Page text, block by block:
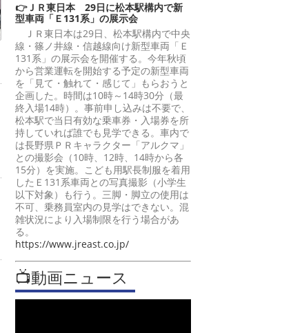
👉ＪＲ東日本 29日に松本駅構内で新
型車両「Ｅ131系」の展示会
ＪＲ東日本は29日、松本駅構内で中央
線・篠ノ井線・信越線向け新型車両「Ｅ
131系」の展示会を開催する。今年秋頃
から営業運転を開始する予定の新型車両
を「見て・触れて・感じて」もらおうと
企画した。時間は10時～14時30分（最
終入場14時）。事前申し込みは不要で、
松本駅で当日有効な乗車券・入場券を所
持していれば誰でも見学できる。車内で
は長野県ＰＲキャラクター「アルクマ」
との撮影会（10時、12時、14時から各
15分）を実施。こども用駅長制服を着用
したＥ131系車両との写真撮影（小学生
以下対象）も行う。三脚・脚立の使用は
不可、乗務員室内の見学はできない。混
雑状況により入場制限を行う場合があ
る。
https://www.jreast.co.jp/
📺動画ニュース